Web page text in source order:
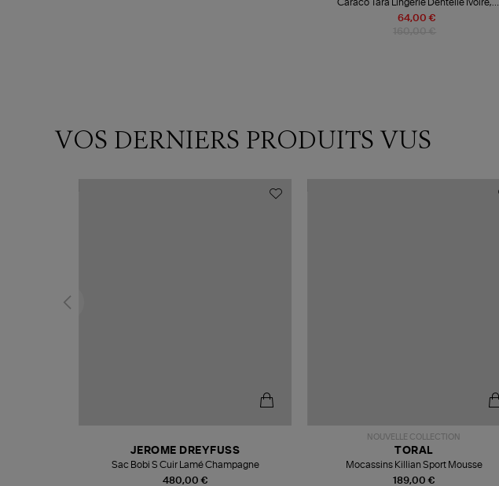
64,00 €
Caraco Tara Lingerie Dentelle Ivoire,
Collaboration Jeanne Vouland x Nina des
VOS DERNIERS PRODUITS VUS
480,00 €
JEROME DREYFUSS
Sac Bobi S Cuir Lamé Champagne
NOUVELLE COLLECTION
189,00 €
TORAL
Mocassins Killian Sport Mousse